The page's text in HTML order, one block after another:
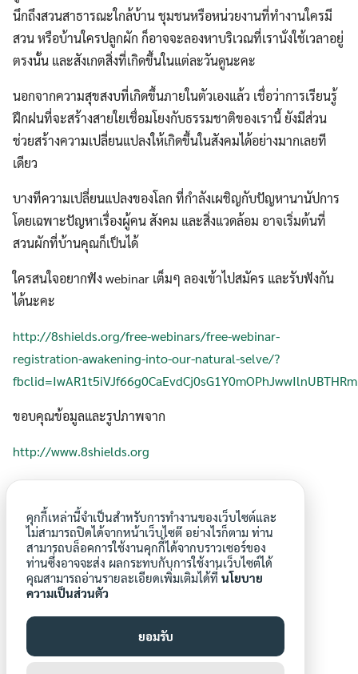
นึกถึงสวนสาธารณะใกล้บ้าน ชุมชนหรือหน่วยงานที่ทำงานใครมี
สวน หรือบ้านใครปลูกผัก ก็อาจจะลองหาบริเวณที่เรานั่งใช้เวลาอยู่
ตรงนั้น และสังเกตสิ่งที่เกิดขึ้นในแต่ละวันดูนะคะ
นอกจากความสุขสงบที่เกิดขึ้นภายในตัวเองแล้ว เชื่อว่าการเรียนรู้
ฝึกฝนที่จะสร้างสายใยเชื่อมโยงกับธรรมชาติของเรานี้ ยังมีส่วน
ช่วยสร้างความเปลี่ยนแปลงให้เกิดขึ้นในสังคมได้อย่างมากเลยที
เดียว
บางทีความเปลี่ยนแปลงของโลก ที่กำลังเผชิญกับปัญหานานัปการ
โดยเฉพาะปัญหาเรื่องผู้คน สังคม และสิ่งแวดล้อม อาจเริ่มต้นที่
สวนผักที่บ้านคุณก็เป็นได้
ใครสนใจอยากฟัง webinar เต็มๆ ลองเข้าไปสมัคร และรับฟังกัน
ได้นะคะ
http://8shields.org/free-webinars/free-webinar-
registration-awakening-into-our-natural-selve/?
ขอบคุณข้อมูลและรูปภาพจาก
http://www.8shields.org
https://www.greenchildmagazine.com/earth-day-
connecting-nature/
เชื่อมโยงกับธรรมชาติ ธรรมชาติกับการบำบัดเยียวยา
คุกกี้เหล่านี้จำเป็นสำหรับการทำงานของเว็บไซต์และ
ไม่สามารถปิดได้จากหน้าเว็บไซต๊ อย่างไรก็ตาม ท่าน
สามารถบล็อคการใช้งานคุกกี้ได้จากบราวเซอร์ของ
ท่านซึ่งอาจจะส่ง ผลกระทบกับการใช้งานเว็บไซต์ได้
คุณสามารถอ่านรายละเอียดเพิ่มเติมได้ที่ นโยบาย
ความเป็นส่วนตัว
ยอมรับ